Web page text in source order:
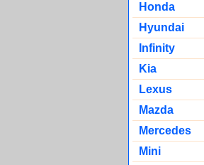
Honda
Hyundai
Infinity
Kia
Lexus
Mazda
Mercedes
Mini